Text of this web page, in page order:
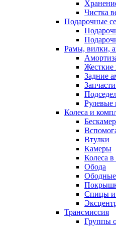
Чистка
Подарочные
Рамы, вилки,
Жесткие
Задние
Рулевые
Колеса и
Втулки
Камеры
Колеса в
Обода
Спицы и
Трансмиссия
Группы